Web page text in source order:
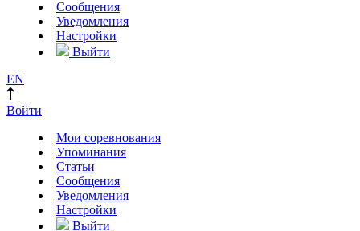
Сообщения
Уведомления
Настройки
Выйти
EN
Войти
Мои соревнования
Упоминания
Статьи
Сообщения
Уведомления
Настройки
Выйти